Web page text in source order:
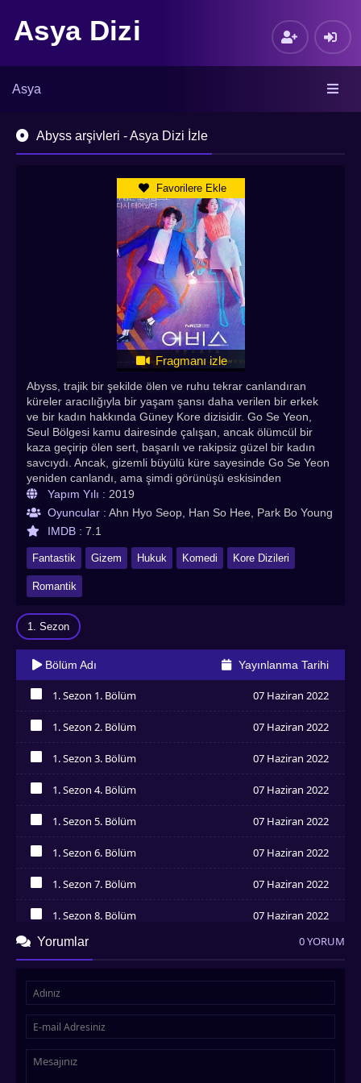
Asya Dizi
Asya
Abyss arşivleri - Asya Dizi İzle
Favorilere Ekle
Fragmanı izle
Abyss, trajik bir şekilde ölen ve ruhu tekrar canlandıran
küreler aracılığıyla bir yaşam şansı daha verilen bir erkek
ve bir kadın hakkında Güney Kore dizisidir. Go Se Yeon,
Seul Bölgesi kamu dairesinde çalışan, ancak ölümcül bir
kaza geçirip ölen sert, başarılı ve rakipsiz güzel bir kadın
savcıydı. Ancak, gizemli büyülü küre sayesinde Go Se Yeon
yeniden canlandı, ama şimdi görünüşü eskisinden
tamamen farklıdır. Go Se Yeon, ruhunun önceki hayatında
ne kadar “iyi” olduğuna bağlı olarak şimdi ona göre bir
görünüme sahiptir. Cha Min, Kore'nin en iyi kozmetik
şirketinin son derece zeki varisiydi ama aynı zamanda akıllı,
alçakgönüllü ve iyi kalpli bir adamdı. Hem zeki olması hem
de şaşırtıcı miktarda servete sahip olmasına rağmen,
kendini çekici bulmuyor ve görünüşü konusunda güvensiz
biriydi. Go Se Yeon gibi Cha Min de bir kaza geçirir ve ölür.
Gizemli büyülü küre Abyss sayesinde, önceki hayatında
sahip olduğu ruhu kadar parlak, son derece yakışıklı bir
Yeon ve Cha Min, hukuk firmasında birlikte çalışmaya
Kore dizisinin tüm bölümleri Asyadiziizle adresinde sizlerle!
Tayland dizileri , Çin dizileri, Japon dizileri, Hint dizileri
Yapım Yılı : 2019
Oyuncular : Ahn Hyo Seop, Han So Hee, Park Bo Young
IMDB : 7.1
Fantastik Gizem Hukuk Komedi Kore Dizileri
Romantik
1. Sezon
Bölüm Adı Yayınlanma Tarihi
1. Sezon 1. Bölüm 07 Haziran 2022
1. Sezon 2. Bölüm 07 Haziran 2022
1. Sezon 3. Bölüm 07 Haziran 2022
1. Sezon 4. Bölüm 07 Haziran 2022
1. Sezon 5. Bölüm 07 Haziran 2022
1. Sezon 6. Bölüm 07 Haziran 2022
1. Sezon 7. Bölüm 07 Haziran 2022
İzledim
1. Sezon 8. Bölüm 07 Haziran 2022
1. Sezon 9. Bölüm 07 Haziran 2022
İzledim
İzledim
İzledim
1. Sezon 13. Bölüm
Yorumlar 0 YORUM